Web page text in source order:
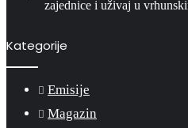
zajednice i uživaj u
Kategorije
Emisije
Magazin